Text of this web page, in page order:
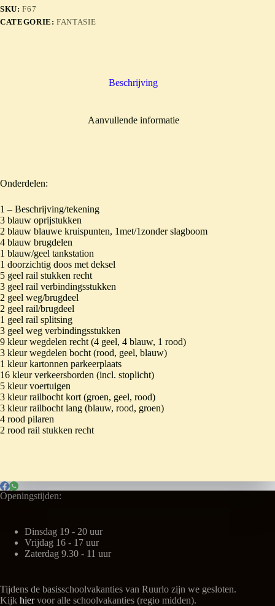
SKU:F67
CATEGORIE:FANTASIE
Beschrijving
Aanvullende informatie
Onderdelen:
1 – Beschrijving/tekening
3 blauw oprijstukken
2 blauw blauwe kruispunten, 1met/1zonder slagboom
4 blauw brugdelen
1 blauw/geel tankstation
1 doorzichtig doos met deksel
5 geel rail stukken recht
3 geel rail verbindingsstukken
2 geel weg/brugdeel
2 geel rail/brugdeel
1 geel rail splitsing
3 geel weg verbindingsstukken
9 kleur wegdelen recht (4 geel, 4 blauw, 1 rood)
3 kleur wegdelen bocht (rood, geel, blauw)
1 kleur kartonnen parkeerplaats
16 kleur verkeersborden (incl. stoplicht)
5 kleur voertuigen
3 kleur railbocht kort (groen, geel, rood)
3 kleur railbocht lang (blauw, rood, groen)
4 rood pilaren
2 rood rail stukken recht
Openingstijden:
Dinsdag 19 - 20 uur
Vrijdag 16 - 17 uur
Zaterdag 9.30 - 11 uur
Tijdens de basisschoolvakanties van Ruurlo zijn we gesloten.
Kijk hiervoor alle schoolvakanties (regio midden).